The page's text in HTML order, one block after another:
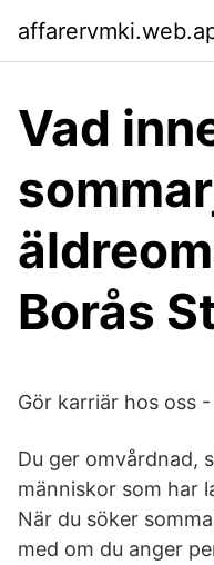
Vad
Borås
Gör karriär hos oss
Du ger omvårdnad,
människor som har
När du söker
med om du anger